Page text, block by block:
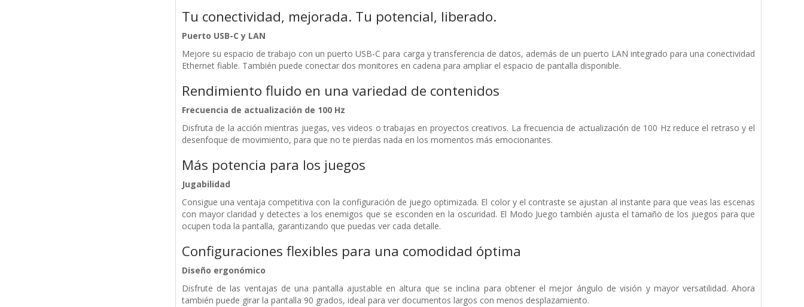
Tu conectividad, mejorada. Tu potencial, liberado.
Puerto USB-C y LAN
Mejore su espacio de trabajo con un puerto USB-C para carga y transferencia de datos, además de un puerto LAN integrado para una conectividad
Ethernet fiable. También puede conectar dos monitores en cadena para ampliar el espacio de pantalla disponible.
Rendimiento fluido en una variedad de contenidos
Frecuencia de actualización de 100 Hz
Disfruta de la acción mientras juegas, ves videos o trabajas en proyectos creativos. La frecuencia de actualización de 100 Hz reduce el retraso y el
desenfoque de movimiento, para que no te pierdas nada en los momentos más emocionantes.
Más potencia para los juegos
Jugabilidad
Consigue una ventaja competitiva con la configuración de juego optimizada. El color y el contraste se ajustan al instante para que veas las escenas
con mayor claridad y detectes a los enemigos que se esconden en la oscuridad. El Modo Juego también ajusta el tamaño de los juegos para que
ocupen toda la pantalla, garantizando que puedas ver cada detalle.
Configuraciones flexibles para una comodidad óptima
Diseño ergonómico
Disfrute de las ventajas de una pantalla ajustable en altura que se inclina para obtener el mejor ángulo de visión y mayor versatilidad. Ahora
también puede girar la pantalla 90 grados, ideal para ver documentos largos con menos desplazamiento.